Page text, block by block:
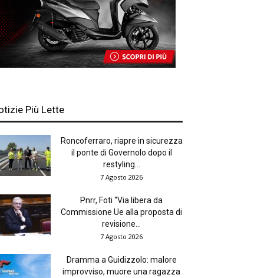
Più Lette
Roncoferraro, riapre in sicurezza
il ponte di Governolo dopo il
restyling...
7 Agosto 2026
Pnrr, Foti “Via libera da
Commissione Ue alla proposta di
revisione...
7 Agosto 2026
Dramma a Guidizzolo: malore
improvviso, muore una ragazza